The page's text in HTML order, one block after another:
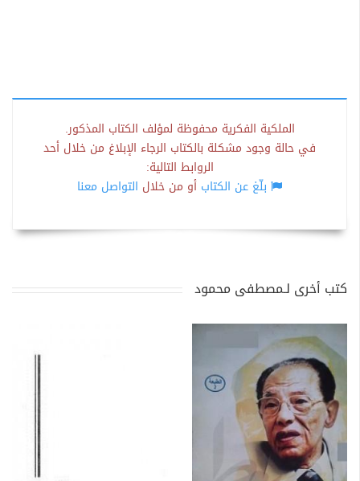
الملكية الفكرية محفوظة لمؤلف الكتاب المذكور.
في حالة وجود مشكلة بالكتاب الرجاء الإبلاغ من خلال أحد
الروابط التالية:
بلّغ عن الكتاب أو من خلال التواصل معنا
كتب أخرى لـمصطفى محمود